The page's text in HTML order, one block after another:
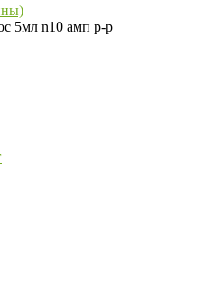
5мл n10 амп р-р